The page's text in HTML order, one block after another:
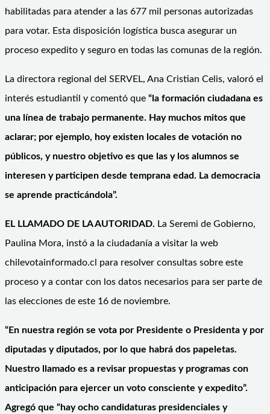
habilitadas para atender a las 677 mil personas autorizadas
para votar. Esta disposición logística busca asegurar un
proceso expedito y seguro en todas las comunas de la región.
La directora regional del SERVEL, Ana Cristian Celis, valoró el
interés estudiantil y comentó que “la formación ciudadana es
una línea de trabajo permanente. Hay muchos mitos que
aclarar; por ejemplo, hoy existen locales de votación no
públicos, y nuestro objetivo es que las y los alumnos se
interesen y participen desde temprana edad. La democracia
se aprende practicándola”.
EL LLAMADO DE LA AUTORIDAD. La Seremi de Gobierno,
Paulina Mora, instó a la ciudadanía a visitar la web
chilevotainformado.cl para resolver consultas sobre este
proceso y a contar con los datos necesarios para ser parte de
las elecciones de este 16 de noviembre.
“En nuestra región se vota por Presidente o Presidenta y por
diputadas y diputados, por lo que habrá dos papeletas.
Nuestro llamado es a revisar propuestas y programas con
anticipación para ejercer un voto consciente y expedito”.
Agregó que “hay ocho candidaturas presidenciales y